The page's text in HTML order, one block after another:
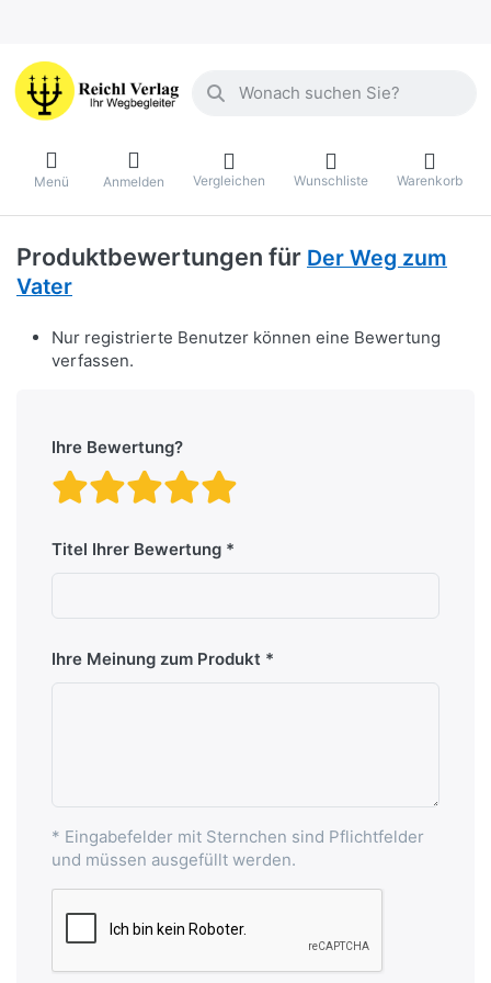
Geben Sie einen Suchbegriff ein.
Menü Anmelden Vergleichen Wunschliste Warenkorb
Produktbewertungen für Der Weg zum
Vater
Nur registrierte Benutzer können eine Bewertung
verfassen.
Ihre Bewertung?
Bewertung: 4 von
Bewertung: 3 von 5
Bewertung: 2 von 5
Bewertung: 1 von 5
Titel Ihrer Bewertung
Ihre Meinung zum Produkt
* Eingabefelder mit Sternchen sind Pflichtfelder
und müssen ausgefüllt werden.